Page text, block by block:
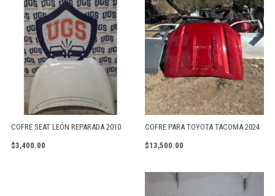
COFRE SEAT LEÓN REPARADA 2010
$3,400.00
COFRE PARA TOYOTA TACOMA 2024
$13,500.00